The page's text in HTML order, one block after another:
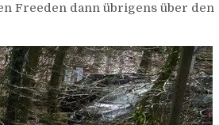
Freeden dann übrigens über den